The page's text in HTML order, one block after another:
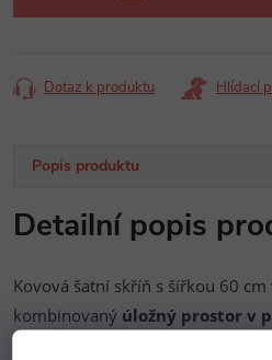
Dotaz k produktu Hlídací
Popis produktu
Detailní popis
Kovová šatní skříň s šířkou 60
kombinovaný úložný prostor v